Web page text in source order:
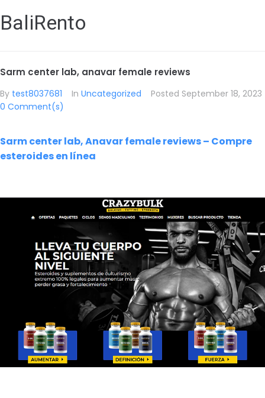
BaliRento
Sarm center lab, anavar female reviews
By test8037681 In Uncategorized Posted September 18, 2023
0 Comment(s)
Sarm center lab, Anavar female reviews – Compre
esteroides en línea